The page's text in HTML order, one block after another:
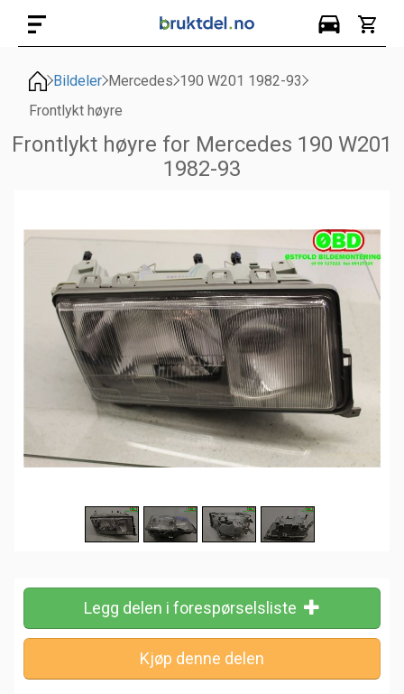
Bildeler Mercedes 190 W201 1982-93
Frontlykt høyre
Frontlykt høyre for Mercedes 190 W201
1982-93
Legg delen i forespørselsliste